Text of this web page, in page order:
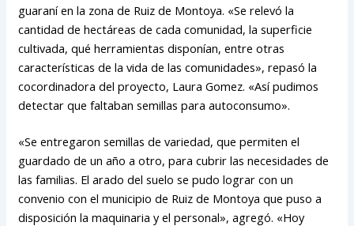
guaraní en la zona de Ruiz de Montoya. «Se relevó la
cantidad de hectáreas de cada comunidad, la superficie
cultivada, qué herramientas disponían, entre otras
características de la vida de las comunidades», repasó la
cocordinadora del proyecto, Laura Gomez. «Así pudimos
detectar que faltaban semillas para autoconsumo».
«Se entregaron semillas de variedad, que permiten el
guardado de un año a otro, para cubrir las necesidades de
las familias. El arado del suelo se pudo lograr con un
convenio con el municipio de Ruiz de Montoya que puso a
disposición la maquinaria y el personal», agregó. «Hoy